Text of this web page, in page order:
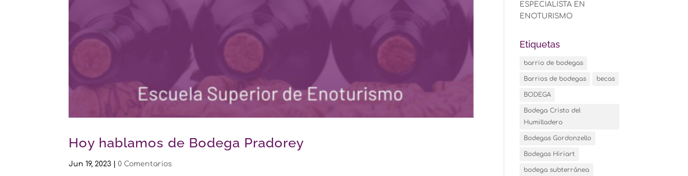
Hoy hablamos de Bodega Pradorey
Jun 19, 2023 |0 Comentarios
ESPECIALISTA EN
ENOTURISMO
Etiquetas
barrio de bodegas
Barrios de bodegas becas
BODEGA
Bodega Cristo del
Humilladero
Bodegas Gordonzello
Bodegas Hiriart
bodega subterránea